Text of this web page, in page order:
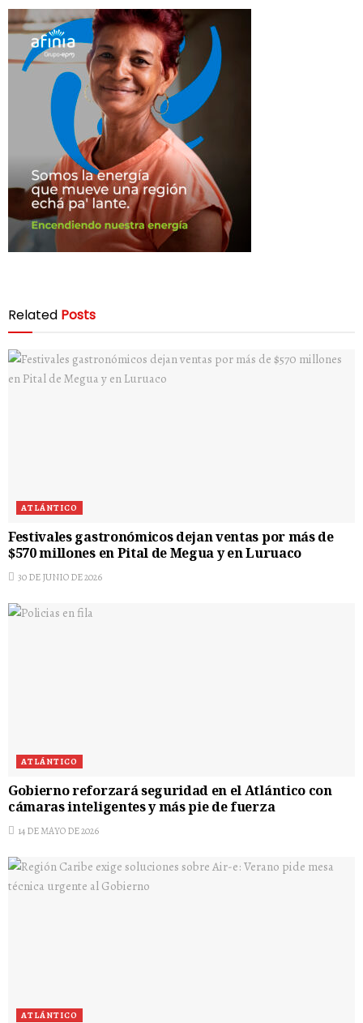
Related Posts
ATLÁNTICO
Festivales gastronómicos dejan ventas por más de
$570 millones en Pital de Megua y en Luruaco
30 DE JUNIO DE 2026
ATLÁNTICO
Gobierno reforzará seguridad en el Atlántico con
cámaras inteligentes y más pie de fuerza
14 DE MAYO DE 2026
ATLÁNTICO